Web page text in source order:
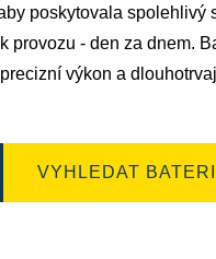
poskytovala
- den za dnem.
výkon a
VYHLEDAT BATERII